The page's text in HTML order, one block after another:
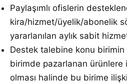
Paylaşımlı ofislerin
kira/hizmet/üyelik/abonelik
yararlanılan aylık sabit
Destek talebine konu
birimde pazarlanan ürünlere
olması halinde bu birime